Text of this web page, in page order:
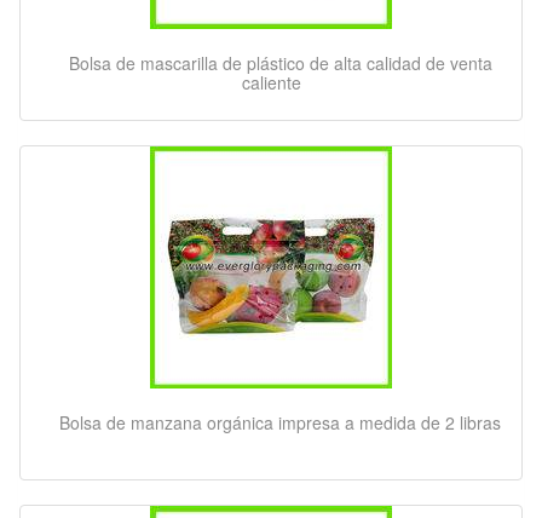
Bolsa de mascarilla de plástico de alta calidad de venta
caliente
Bolsa de manzana orgánica impresa a medida de 2 libras